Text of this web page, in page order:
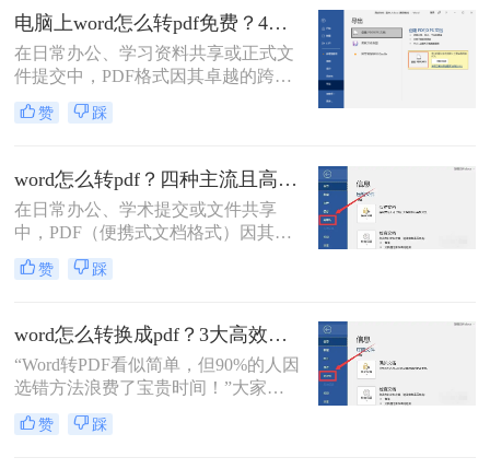
工具，将其内容完美转换为PDF，是
几乎每个人都会遇到的需求。那么电
脑上word怎么转pdf呢？
电脑上word怎么转pdf免费？4种高效的方法详解！
在日常办公、学习资料共享或正式文
件提交中，PDF格式因其卓越的跨平
台兼容性、固定的排版格式以及良好
的安全性，几乎成为了标准文件格
档编辑工具，我们经常需要将其编辑
好的文档转换为PDF。
赞 踩
word怎么转pdf？四种主流且高效全解析！
在日常办公、学术提交或文件共享
中，PDF（便携式文档格式）因其卓
越的跨平台一致性、格式固定性和安
全性，已成为文件分发的首选格式。
辑工具，将其创作的文档转换为PDF
是一项高频且关键的操作。尽管操作
看似简单，但不同的转换方法在效
果、效率和应用场景上却大相径庭。
那么word怎么转pdf呢？
赞 踩
word怎么转换成pdf？3大高效方法详解，职场人必备技能！
“Word转PDF看似简单，但90%的人因
选错方法浪费了宝贵时间！”大家
好，我是小编——一位深耕电脑办公
软件测评多年的IT博主。在日常工作
赞 踩